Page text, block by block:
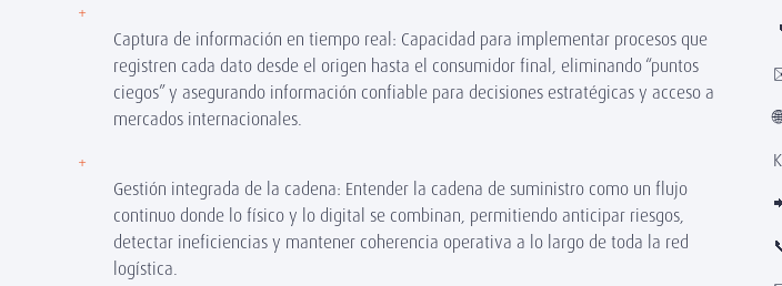
Captura de información en tiempo real: Capacidad para implementar procesos que
registren cada dato desde el origen hasta el consumidor final, eliminando “puntos
ciegos” y asegurando información confiable para decisiones estratégicas y acceso a
mercados internacionales.
Gestión integrada de la cadena: Entender la cadena de suministro como un flujo
continuo donde lo físico y lo digital se combinan, permitiendo anticipar riesgos,
detectar ineficiencias y mantener coherencia operativa a lo largo de toda la red
logística.